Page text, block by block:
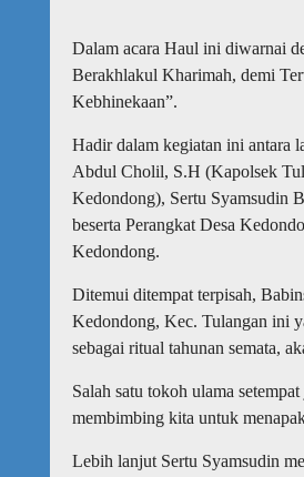
Dalam acara Haul ini diwarnai
Berakhlakul Kharimah, demi
Kebhinekaan”.
Hadir dalam kegiatan ini antara
Abdul Cholil, S.H (Kapolsek
Kedondong), Sertu Syamsudin
beserta Perangkat Desa
Kedondong.
Ditemui ditempat terpisah,
Kedondong, Kec. Tulangan ini
sebagai ritual tahunan semata,
Salah satu tokoh ulama
membimbing kita untuk
Lebih lanjut Sertu Syamsudin